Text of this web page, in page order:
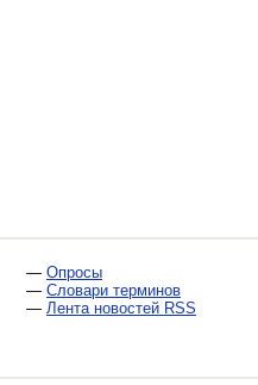
— Опросы
— Словари терминов
— Лента новостей RSS